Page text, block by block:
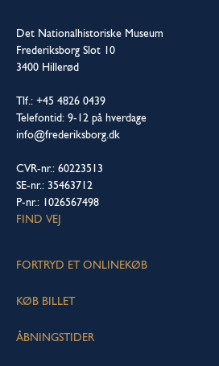
Det Nationalhistoriske Museum
Frederiksborg Slot 10
3400 Hillerød
Tlf.: +45 4826 0439
Telefontid: 9-12 på hverdage
info@frederiksborg.dk
CVR-nr.: 60223513
SE-nr.: 35463712
P-nr.: 1026567498
FIND VEJ
FORTRYD ET ONLINEKØB
KØB BILLET
ÅBNINGSTIDER